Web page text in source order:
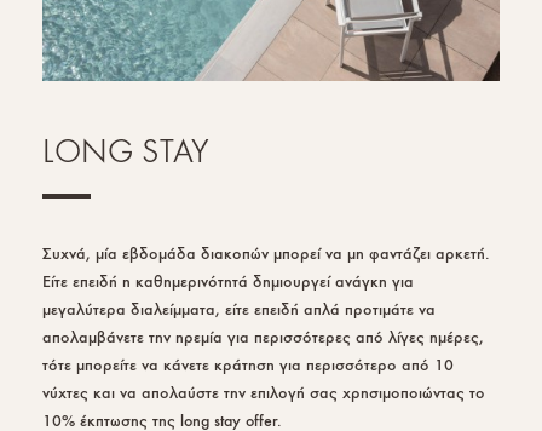
LONG STAY
Συχνά, μία εβδομάδα διακοπών μπορεί να μη φαντάζει αρκετή.
Είτε επειδή η καθημερινότητά δημιουργεί ανάγκη για
μεγαλύτερα διαλείμματα, είτε επειδή απλά προτιμάτε να
απολαμβάνετε την ηρεμία για περισσότερες από λίγες ημέρες,
τότε μπορείτε να κάνετε κράτηση για περισσότερο από 10
νύχτες και να απολαύστε την επιλογή σας χρησιμοποιώντας το
10% έκπτωσης της long stay offer.